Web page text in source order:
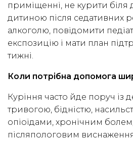
приміщенні, не курити біля
дитиною після седативних
алкоголю, повідомити
експозицію і мати план
тижні.
Коли потрібна допомога
Куріння часто йде поруч із
тривогою, бідністю,
опіоїдами, хронічним
післяпологовим